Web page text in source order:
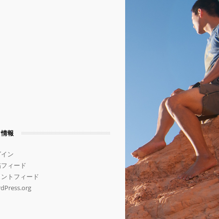
報
ン
ィード
トフィード